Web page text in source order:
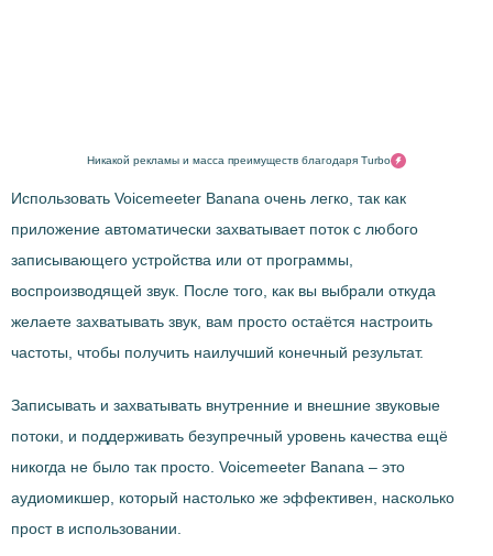
Никакой рекламы и масса преимуществ благодаря Turbo
Использовать Voicemeeter Banana очень легко, так как
приложение автоматически захватывает поток с любого
записывающего устройства или от программы,
воспроизводящей звук. После того, как вы выбрали откуда
желаете захватывать звук, вам просто остаётся настроить
частоты, чтобы получить наилучший конечный результат.
Записывать и захватывать внутренние и внешние звуковые
потоки, и поддерживать безупречный уровень качества ещё
никогда не было так просто. Voicemeeter Banana – это
аудиомикшер, который настолько же эффективен, насколько
прост в использовании.